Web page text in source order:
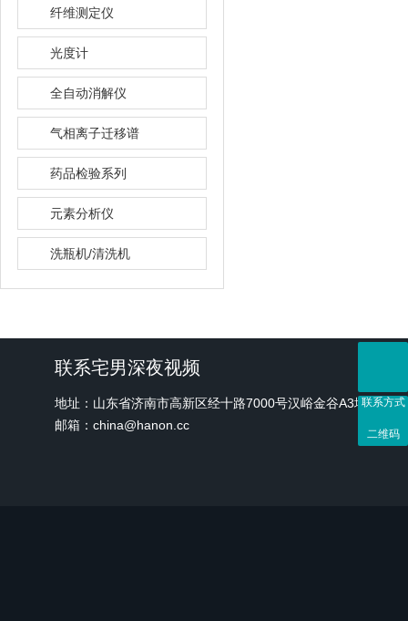
纤维测定仪
光度计
全自动消解仪
气相离子迁移谱
药品检验系列
元素分析仪
洗瓶机/清洗机
联系宅男深夜视频
地址：山东省济南市高新区经十路7000号汉峪金谷A3地块1号
邮箱：china@hanon.cc
联系方式
二维码